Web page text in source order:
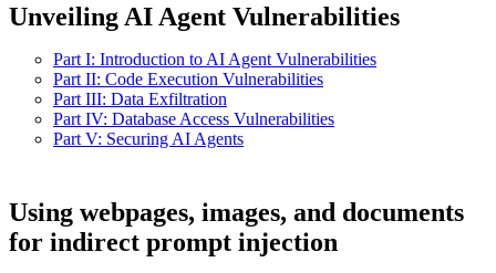
Unveiling AI Agent Vulnerabilities
Part I: Introduction to AI Agent Vulnerabilities
Part II: Code Execution Vulnerabilities
Part III: Data Exfiltration
Part IV: Database Access Vulnerabilities
Part V: Securing AI Agents
Using webpages, images, and documents
for indirect prompt injection